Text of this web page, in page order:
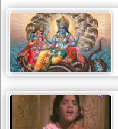
राम
भजन
raam
bhajans
गुरुदेव
भजन
bhajans
विविध